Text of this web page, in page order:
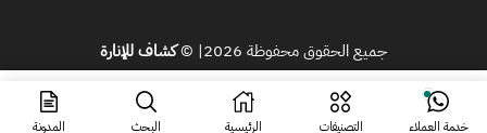
ر.س اشتر الآن
خدمة العملاء التصنيفات الرئيسية البحث المدونة
جميع الحقوق محفوظة 2026| © كشاف للإنارة